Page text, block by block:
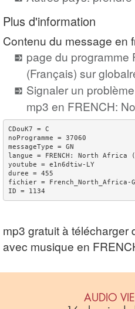
Plus d'information
Contenu du message en
page du programme
(Français) sur
Signaler un
mp3 en FRENCH:
CDouK7 = C
noProgramme = 37060
messageType = GN
langue = FRENCH: North Africa
youtube = e1n6dtiw-LY
duree = 455
fichier = French_North_Africa-
mp3 gratuit à télécharger
avec musique en
AUDIO